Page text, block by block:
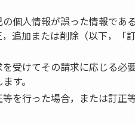
個人情報が誤った情報であ
追加または削除（以下，「
受けてその請求に応じる必
す。
を行った場合，または訂正